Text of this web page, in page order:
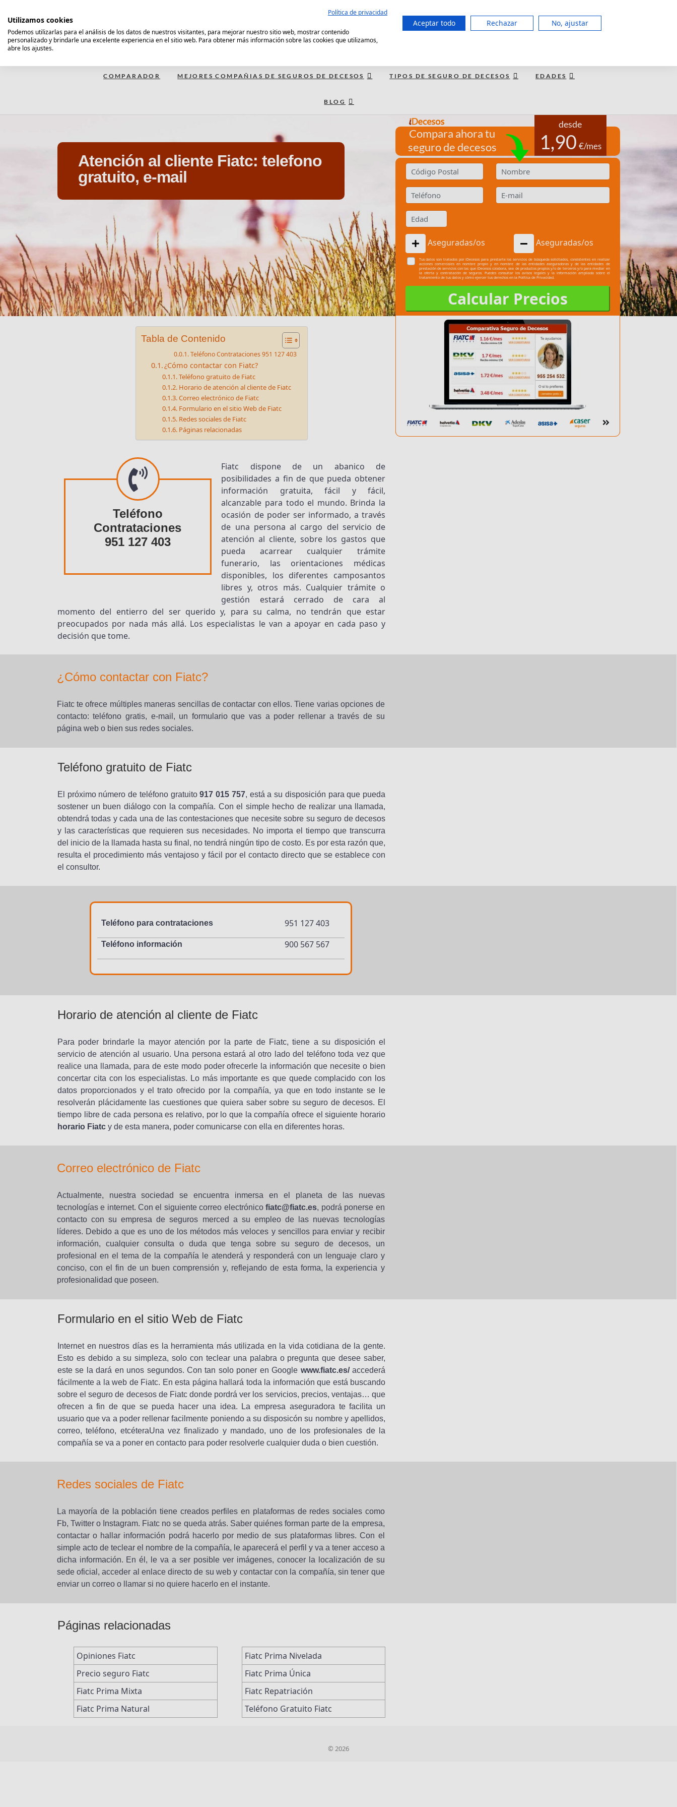
contenido
Comparador Seguro Decesos
951 127 403
LUN a JUE de 8:00 - 20:00, VIE 15:00
COMPARADOR MEJORES COMPAÑIAS DE SEGUROS DE DECESOS TIPOS DE SEGURO DE DECESOS EDADES
BLOG
Compara ahora tu
seguro de decesos
desde
1,90 €/mes
Aseguradas/os Aseguradas/os
Tus datos son tratados por iDecesos para prestarte los servicios de búsqueda solicitados, consistentes en realizar
acciones comerciales en nombre propio y en nombre de las entidades aseguradoras y de las entidades de
prestación de servicios con las que iDecesos colabora, sea de productos propios y/o de terceros y/o para mediar en
la oferta y contratación de seguros. Puedes consultar los avisos legalesy la información ampliada sobre el
tratamiento de tus datos y cómo ejercer tus derechos en la Política de Privacidad.
Calcular Precios
Atención al cliente Fiatc: telefono
gratuito, e-mail
Tabla de Contenido
Teléfono Contrataciones 951 127 403
¿Cómo contactar con Fiatc?
Teléfono gratuito de Fiatc
Horario de atención al cliente de Fiatc
Correo electrónico de Fiatc
Formulario en el sitio Web de Fiatc
Redes sociales de Fiatc
Páginas relacionadas
Teléfono
Contrataciones
951 127 403
Fiatc dispone de un abanico de
posibilidades a fin de que pueda obtener
información gratuita, fácil y fácil,
alcanzable para todo el mundo. Brinda la
ocasión de poder ser informado, a través
de una persona al cargo del servicio de
atención al cliente, sobre los gastos que
pueda acarrear cualquier trámite
funerario, las orientaciones médicas
disponibles, los diferentes camposantos
libres y, otros más. Cualquier trámite o
gestión estará cerrado de cara al
momento del entierro del ser querido y, para su calma, no tendrán que estar
preocupados por nada más allá. Los especialistas le van a apoyar en cada paso y
decisión que tome.
¿Cómo contactar con Fiatc?
Fiatc te ofrece múltiples maneras sencillas de contactar con ellos. Tiene varias opciones de
contacto: teléfono gratis, e-mail, un formulario que vas a poder rellenar a través de su
página web o bien sus redes sociales.
Teléfono gratuito de Fiatc
El próximo número de teléfono gratuito917 015 757, está a su disposición para que pueda
sostener un buen diálogo con la compañía. Con el simple hecho de realizar una llamada,
obtendrá todas y cada una de las contestaciones que necesite sobre su seguro de decesos
y las características que requieren sus necesidades. No importa el tiempo que transcurra
del inicio de la llamada hasta su final, no tendrá ningún tipo de costo. Es por esta razón que,
resulta el procedimiento más ventajoso y fácil por el contacto directo que se establece con
el consultor.
Teléfono para contrataciones 951 127 403
Teléfono información 900 567 567
Horario de atención al cliente de Fiatc
Para poder brindarle la mayor atención por la parte de Fiatc, tiene a su disposición el
servicio de atención al usuario. Una persona estará al otro lado del teléfono toda vez que
realice una llamada, para de este modo poder ofrecerle la información que necesite o bien
concertar cita con los especialistas. Lo más importante es que quede complacido con los
datos proporcionados y el trato ofrecido por la compañía, ya que en todo instante se le
resolverán plácidamente las cuestiones que quiera saber sobre su seguro de decesos. El
tiempo libre de cada persona es relativo, por lo que la compañía ofrece el siguiente horario
horario Fiatc y de esta manera, poder comunicarse con ella en diferentes horas.
Correo electrónico de Fiatc
Actualmente, nuestra sociedad se encuentra inmersa en el planeta de las nuevas
tecnologías e internet. Con el siguiente correo electrónicofiatc@fiatc.es, podrá ponerse en
contacto con su empresa de seguros merced a su empleo de las nuevas tecnologías
líderes. Debido a que es uno de los métodos más veloces y sencillos para enviar y recibir
información, cualquier consulta o duda que tenga sobre su seguro de decesos, un
profesional en el tema de la compañía le atenderá y responderá con un lenguaje claro y
conciso, con el fin de un buen comprensión y, reflejando de esta forma, la experiencia y
profesionalidad que poseen.
Formulario en el sitio Web de Fiatc
Internet en nuestros días es la herramienta más utilizada en la vida cotidiana de la gente.
Esto es debido a su simpleza, solo con teclear una palabra o pregunta que desee saber,
este se la dará en unos segundos. Con tan solo poner en Google www.fiatc.es/accederá
fácilmente a la web de Fiatc. En esta página hallará toda la información que está buscando
sobre el seguro de decesos de Fiatc donde pordrá ver los servicios, precios, ventajas… que
ofrecen a fin de que se pueda hacer una idea. La empresa aseguradora te facilita un
usuario que va a poder rellenar facilmente poniendo a su disposicón su nombre y apellidos,
correo, teléfono, etcéteraUna vez finalizado y mandado, uno de los profesionales de la
compañía se va a poner en contacto para poder resolverle cualquier duda o bien cuestión.
Redes sociales de Fiatc
La mayoría de la población tiene creados perfiles en plataformas de redes sociales como
Fb, Twitter o Instagram. Fiatc no se queda atrás. Saber quiénes forman parte de la empresa,
contactar o hallar información podrá hacerlo por medio de sus plataformas libres. Con el
simple acto de teclear el nombre de la compañía, le aparecerá el perfil y va a tener acceso a
dicha información. En él, le va a ser posible ver imágenes, conocer la localización de su
sede oficial, acceder al enlace directo de su web y contactar con la compañía, sin tener que
enviar un correo o llamar si no quiere hacerlo en el instante.
Páginas relacionadas
Opiniones Fiatc
Precio seguro Fiatc
Fiatc Prima Mixta
Fiatc Prima Natural
Fiatc Prima Nivelada
Fiatc Prima Única
Fiatc Repatriación
Teléfono Gratuito Fiatc
© 2026
Política de privacidad
Utilizamos cookies
Podemos utilizarlas para el análisis de los datos de nuestros visitantes, para mejorar nuestro sitio web, mostrar contenido
personalizado y brindarle una excelente experiencia en el sitio web. Para obtener más información sobre las cookies que utilizamos,
abre los ajustes.
Aceptar todo Rechazar No, ajustar